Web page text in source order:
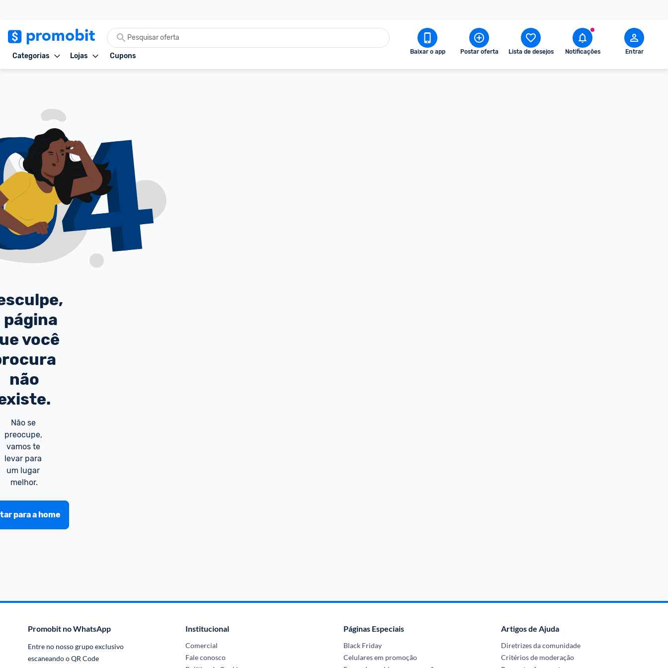
Categorias Lojas Cupons Baixar o app Postar oferta Lista de desejos Notificações Entrar
página
você
não
Não se
preocupe,
vamos te
levar para
um lugar
melhor.
para a home
Promobit no WhatsApp
Entre no nosso grupo exclusivo
escaneando o QR Code
Institucional
Comercial
Fale conosco
Páginas Especiais
Black Friday
Celulares em promoção
Artigos de Ajuda
Diretrizes da comunidade
Critérios de moderação